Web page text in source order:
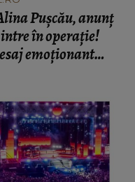
Pușcău, anunț
în operație!
emoționant